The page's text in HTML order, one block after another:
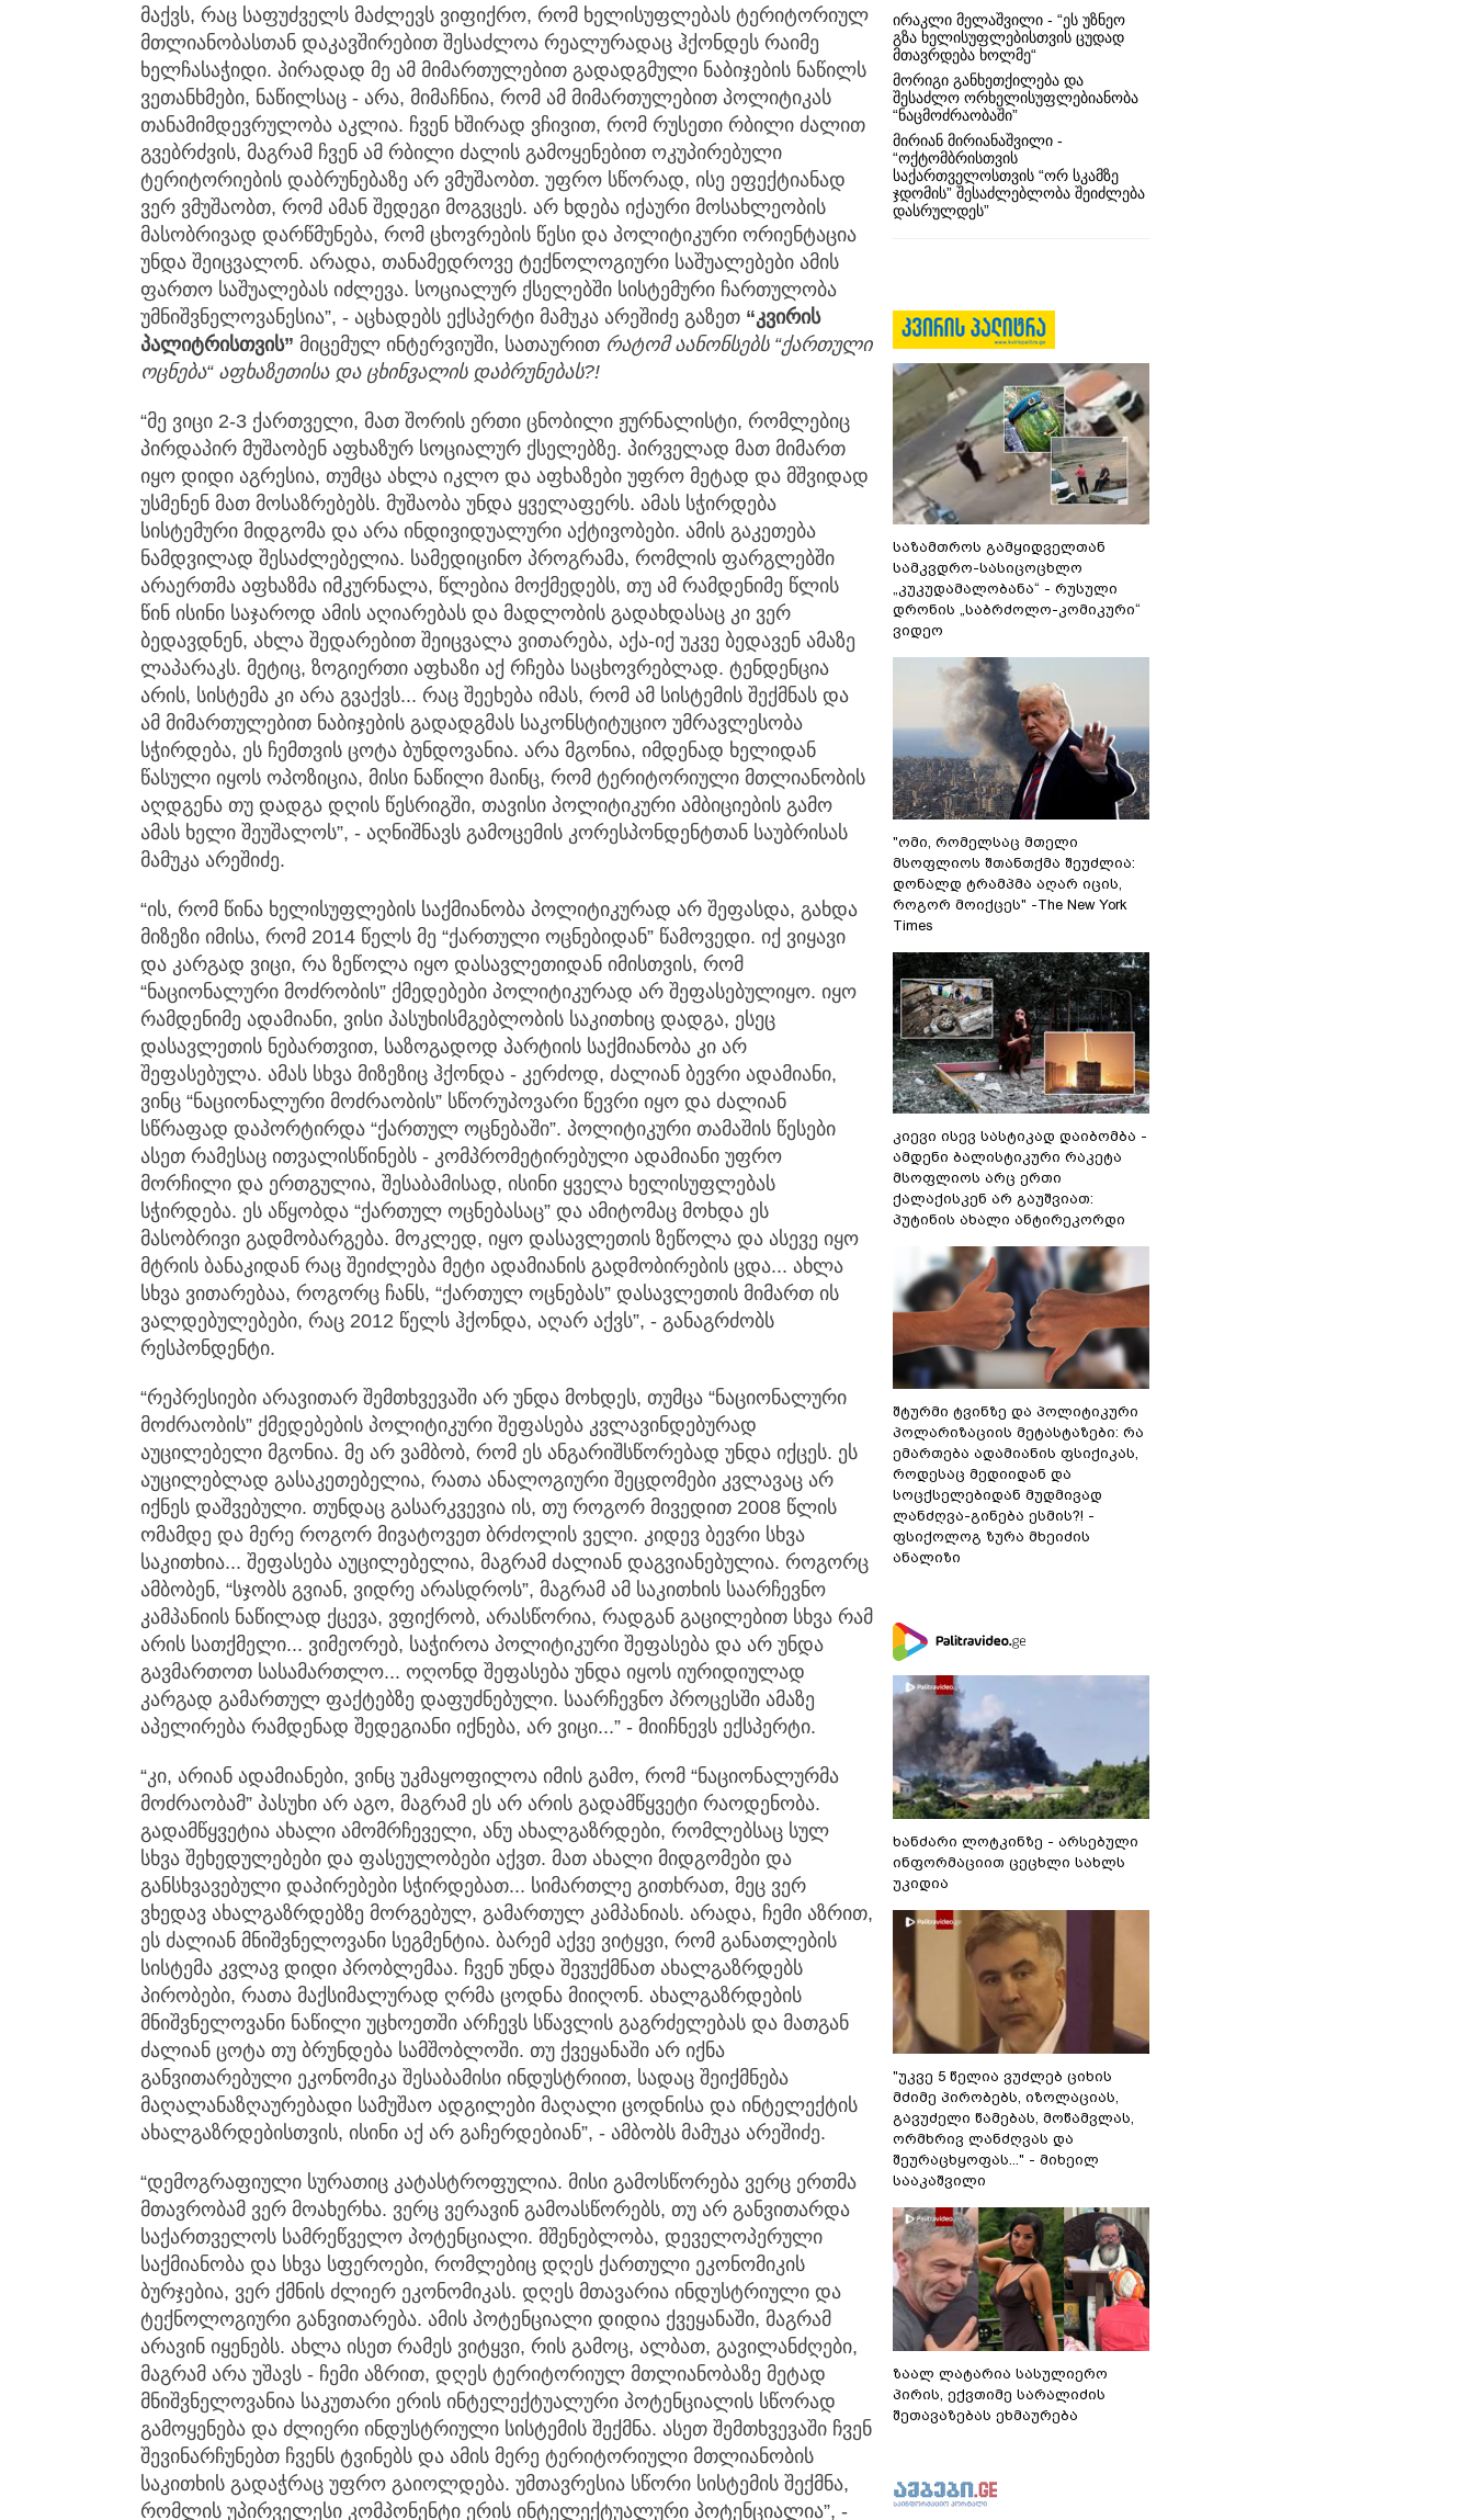
მაქვს, რაც საფუძველს მაძლევს ვიფიქრო, რომ ხელისუფლებას ტერიტორიულ
მთლიანობასთან დაკავშირებით შესაძლოა რეალურადაც ჰქონდეს რაიმე
ხელჩასაჭიდი. პირადად მე ამ მიმართულებით გადადგმული ნაბიჯების ნაწილს
ვეთანხმები, ნაწილსაც - არა, მიმაჩნია, რომ ამ მიმართულებით პოლიტიკას
თანამიმდევრულობა აკლია. ჩვენ ხშირად ვჩივით, რომ რუსეთი რბილი ძალით
გვებრძვის, მაგრამ ჩვენ ამ რბილი ძალის გამოყენებით ოკუპირებული
ტერიტორიების დაბრუნებაზე არ ვმუშაობთ. უფრო სწორად, ისე ეფექტიანად
ვერ ვმუშაობთ, რომ ამან შედეგი მოგვცეს. არ ხდება იქაური მოსახლეობის
მასობრივად დარწმუნება, რომ ცხოვრების წესი და პოლიტიკური ორიენტაცია
უნდა შეიცვალონ. არადა, თანამედროვე ტექნოლოგიური საშუალებები ამის
ფართო საშუალებას იძლევა. სოციალურ ქსელებში სისტემური ჩართულობა
უმნიშვნელოვანესია”, - აცხადებს ექსპერტი მამუკა არეშიძე გაზეთ “კვირის
პალიტრისთვის” მიცემულ ინტერვიუში, სათაურით რატომ აანონსებს “ქართული
ოცნება“ აფხაზეთისა და ცხინვალის დაბრუნებას?!
“მე ვიცი 2-3 ქართველი, მათ შორის ერთი ცნობილი ჟურნალისტი, რომლებიც
პირდაპირ მუშაობენ აფხაზურ სოციალურ ქსელებზე. პირველად მათ მიმართ
იყო დიდი აგრესია, თუმცა ახლა იკლო და აფხაზები უფრო მეტად და მშვიდად
უსმენენ მათ მოსაზრებებს. მუშაობა უნდა ყველაფერს. ამას სჭირდება
სისტემური მიდგომა და არა ინდივიდუალური აქტივობები. ამის გაკეთება
ნამდვილად შესაძლებელია. სამედიცინო პროგრამა, რომლის ფარგლებში
არაერთმა აფხაზმა იმკურნალა, წლებია მოქმედებს, თუ ამ რამდენიმე წლის
წინ ისინი საჯაროდ ამის აღიარებას და მადლობის გადახდასაც კი ვერ
ბედავდნენ, ახლა შედარებით შეიცვალა ვითარება, აქა-იქ უკვე ბედავენ ამაზე
ლაპარაკს. მეტიც, ზოგიერთი აფხაზი აქ რჩება საცხოვრებლად. ტენდენცია
არის, სისტემა კი არა გვაქვს... რაც შეეხება იმას, რომ ამ სისტემის შექმნას და
ამ მიმართულებით ნაბიჯების გადადგმას საკონსტიტუციო უმრავლესობა
სჭირდება, ეს ჩემთვის ცოტა ბუნდოვანია. არა მგონია, იმდენად ხელიდან
წასული იყოს ოპოზიცია, მისი ნაწილი მაინც, რომ ტერიტორიული მთლიანობის
აღდგენა თუ დადგა დღის წესრიგში, თავისი პოლიტიკური ამბიციების გამო
ამას ხელი შეუშალოს”, - აღნიშნავს გამოცემის კორესპონდენტთან საუბრისას
მამუკა არეშიძე.
“ის, რომ წინა ხელისუფლების საქმიანობა პოლიტიკურად არ შეფასდა, გახდა
მიზეზი იმისა, რომ 2014 წელს მე “ქართული ოცნებიდან” წამოვედი. იქ ვიყავი
და კარგად ვიცი, რა ზეწოლა იყო დასავლეთიდან იმისთვის, რომ
“ნაციონალური მოძრობის” ქმედებები პოლიტიკურად არ შეფასებულიყო. იყო
რამდენიმე ადამიანი, ვისი პასუხისმგებლობის საკითხიც დადგა, ესეც
დასავლეთის ნებართვით, საზოგადოდ პარტიის საქმიანობა კი არ
შეფასებულა. ამას სხვა მიზეზიც ჰქონდა - კერძოდ, ძალიან ბევრი ადამიანი,
ვინც “ნაციონალური მოძრაობის” სწორუპოვარი წევრი იყო და ძალიან
სწრაფად დაპორტირდა “ქართულ ოცნებაში”. პოლიტიკური თამაშის წესები
ასეთ რამესაც ითვალისწინებს - კომპრომეტირებული ადამიანი უფრო
მორჩილი და ერთგულია, შესაბამისად, ისინი ყველა ხელისუფლებას
სჭირდება. ეს აწყობდა “ქართულ ოცნებასაც” და ამიტომაც მოხდა ეს
მასობრივი გადმობარგება. მოკლედ, იყო დასავლეთის ზეწოლა და ასევე იყო
მტრის ბანაკიდან რაც შეიძლება მეტი ადამიანის გადმობირების ცდა... ახლა
სხვა ვითარებაა, როგორც ჩანს, “ქართულ ოცნებას” დასავლეთის მიმართ ის
ვალდებულებები, რაც 2012 წელს ჰქონდა, აღარ აქვს”, - განაგრძობს
რესპონდენტი.
“რეპრესიები არავითარ შემთხვევაში არ უნდა მოხდეს, თუმცა “ნაციონალური
მოძრაობის” ქმედებების პოლიტიკური შეფასება კვლავინდებურად
აუცილებელი მგონია. მე არ ვამბობ, რომ ეს ანგარიშსწორებად უნდა იქცეს. ეს
აუცილებლად გასაკეთებელია, რათა ანალოგიური შეცდომები კვლავაც არ
იქნეს დაშვებული. თუნდაც გასარკვევია ის, თუ როგორ მივედით 2008 წლის
ომამდე და მერე როგორ მივატოვეთ ბრძოლის ველი. კიდევ ბევრი სხვა
საკითხია... შეფასება აუცილებელია, მაგრამ ძალიან დაგვიანებულია. როგორც
ამბობენ, “სჯობს გვიან, ვიდრე არასდროს”, მაგრამ ამ საკითხის საარჩევნო
კამპანიის ნაწილად ქცევა, ვფიქრობ, არასწორია, რადგან გაცილებით სხვა რამ
არის სათქმელი... ვიმეორებ, საჭიროა პოლიტიკური შეფასება და არ უნდა
გავმართოთ სასამართლო... ოღონდ შეფასება უნდა იყოს იურიდიულად
კარგად გამართულ ფაქტებზე დაფუძნებული. საარჩევნო პროცესში ამაზე
აპელირება რამდენად შედეგიანი იქნება, არ ვიცი...” - მიიჩნევს ექსპერტი.
“კი, არიან ადამიანები, ვინც უკმაყოფილოა იმის გამო, რომ “ნაციონალურმა
მოძრაობამ” პასუხი არ აგო, მაგრამ ეს არ არის გადამწყვეტი რაოდენობა.
გადამწყვეტია ახალი ამომრჩეველი, ანუ ახალგაზრდები, რომლებსაც სულ
სხვა შეხედულებები და ფასეულობები აქვთ. მათ ახალი მიდგომები და
განსხვავებული დაპირებები სჭირდებათ... სიმართლე გითხრათ, მეც ვერ
ვხედავ ახალგაზრდებზე მორგებულ, გამართულ კამპანიას. არადა, ჩემი აზრით,
ეს ძალიან მნიშვნელოვანი სეგმენტია. ბარემ აქვე ვიტყვი, რომ განათლების
სისტემა კვლავ დიდი პრობლემაა. ჩვენ უნდა შევუქმნათ ახალგაზრდებს
პირობები, რათა მაქსიმალურად ღრმა ცოდნა მიიღონ. ახალგაზრდების
მნიშვნელოვანი ნაწილი უცხოეთში არჩევს სწავლის გაგრძელებას და მათგან
ძალიან ცოტა თუ ბრუნდება სამშობლოში. თუ ქვეყანაში არ იქნა
განვითარებული ეკონომიკა შესაბამისი ინდუსტრიით, სადაც შეიქმნება
მაღალანაზღაურებადი სამუშაო ადგილები მაღალი ცოდნისა და ინტელექტის
ახალგაზრდებისთვის, ისინი აქ არ გაჩერდებიან”, - ამბობს მამუკა არეშიძე.
“დემოგრაფიული სურათიც კატასტროფულია. მისი გამოსწორება ვერც ერთმა
მთავრობამ ვერ მოახერხა. ვერც ვერავინ გამოასწორებს, თუ არ განვითარდა
საქართველოს სამრეწველო პოტენციალი. მშენებლობა, დეველოპერული
საქმიანობა და სხვა სფეროები, რომლებიც დღეს ქართული ეკონომიკის
ბურჯებია, ვერ ქმნის ძლიერ ეკონომიკას. დღეს მთავარია ინდუსტრიული და
ტექნოლოგიური განვითარება. ამის პოტენციალი დიდია ქვეყანაში, მაგრამ
არავინ იყენებს. ახლა ისეთ რამეს ვიტყვი, რის გამოც, ალბათ, გავილანძღები,
მაგრამ არა უშავს - ჩემი აზრით, დღეს ტერიტორიულ მთლიანობაზე მეტად
მნიშვნელოვანია საკუთარი ერის ინტელექტუალური პოტენციალის სწორად
გამოყენება და ძლიერი ინდუსტრიული სისტემის შექმნა. ასეთ შემთხვევაში ჩვენ
შევინარჩუნებთ ჩვენს ტვინებს და ამის მერე ტერიტორიული მთლიანობის
საკითხის გადაჭრაც უფრო გაიოლდება. უმთავრესია სწორი სისტემის შექმნა,
რომლის უპირველესი კომპონენტი ერის ინტელექტუალური პოტენციალია”, -
ირაკლი მელაშვილი - “ეს უზნეო
გზა ხელისუფლებისთვის ცუდად
მთავრდება ხოლმე“
მორიგი განხეთქილება და
შესაძლო ორხელისუფლებიანობა
“ნაცმოძრაობაში”
მირიან მირიანაშვილი -
“ოქტომბრისთვის
საქართველოსთვის “ორ სკამზე
ჯდომის” შესაძლებლობა შეიძლება
დასრულდეს”
საზამთროს გამყიდველთან
სამკვდრო-სასიცოცხლო
„კუკუდამალობანა“ - რუსული
დრონის „საბრძოლო-კომიკური“
ვიდეო
"ომი, რომელსაც მთელი
მსოფლიოს შთანთქმა შეუძლია:
დონალდ ტრამპმა აღარ იცის,
როგორ მოიქცეს" -The New York
Times
კიევი ისევ სასტიკად დაიბომბა -
ამდენი ბალისტიკური რაკეტა
მსოფლიოს არც ერთი
ქალაქისკენ არ გაუშვიათ:
პუტინის ახალი ანტირეკორდი
შტურმი ტვინზე და პოლიტიკური
პოლარიზაციის მეტასტაზები: რა
ემართება ადამიანის ფსიქიკას,
როდესაც მედიიდან და
სოცქსელებიდან მუდმივად
ლანძღვა-გინება ესმის?! -
ფსიქოლოგ ზურა მხეიძის
ანალიზი
ხანძარი ლოტკინზე - არსებული
ინფორმაციით ცეცხლი სახლს
უკიდია
"უკვე 5 წელია ვუძლებ ციხის
მძიმე პირობებს, იზოლაციას,
გავუძელი წამებას, მოწამვლას,
ორმხრივ ლანძღვას და
შეურაცხყოფას..." - მიხეილ
სააკაშვილი
ზაალ ლატარია სასულიერო
პირის, ექვთიმე სარალიძის
შეთავაზებას ეხმაურება